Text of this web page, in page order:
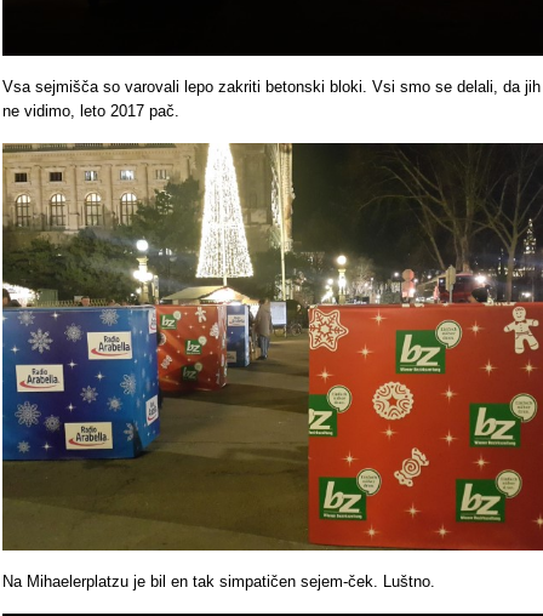
Vsa sejmišča so varovali lepo zakriti betonski bloki. Vsi smo se delali, da jih
ne vidimo, leto 2017 pač.
Na Mihaelerplatzu je bil en tak simpatičen sejem-ček. Luštno.